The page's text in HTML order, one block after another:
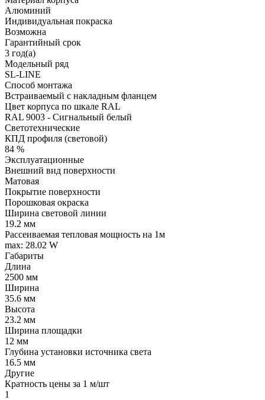
Алюминий
Индивидуальная покраска
Возможна
Гарантийный срок
3 год(а)
Модельный ряд
SL-LINE
Способ монтажа
Встраиваемый с накладным фланцем
Цвет корпуса по шкале RAL
RAL 9003 - Сигнальный белый
Светотехнические
КПД профиля (cветовой)
84 %
Эксплуатационные
Внешний вид поверхности
Матовая
Покрытие поверхности
Порошковая окраска
Ширина световой линии
19.2 мм
Рассеиваемая тепловая мощность на 1м
max: 28.02 W
Габариты
Длина
2500 мм
Ширина
35.6 мм
Высота
23.2 мм
Ширина площадки
12 мм
Глубина установки источника света
16.5 мм
Другие
Кратность цены за 1 м/шт
1